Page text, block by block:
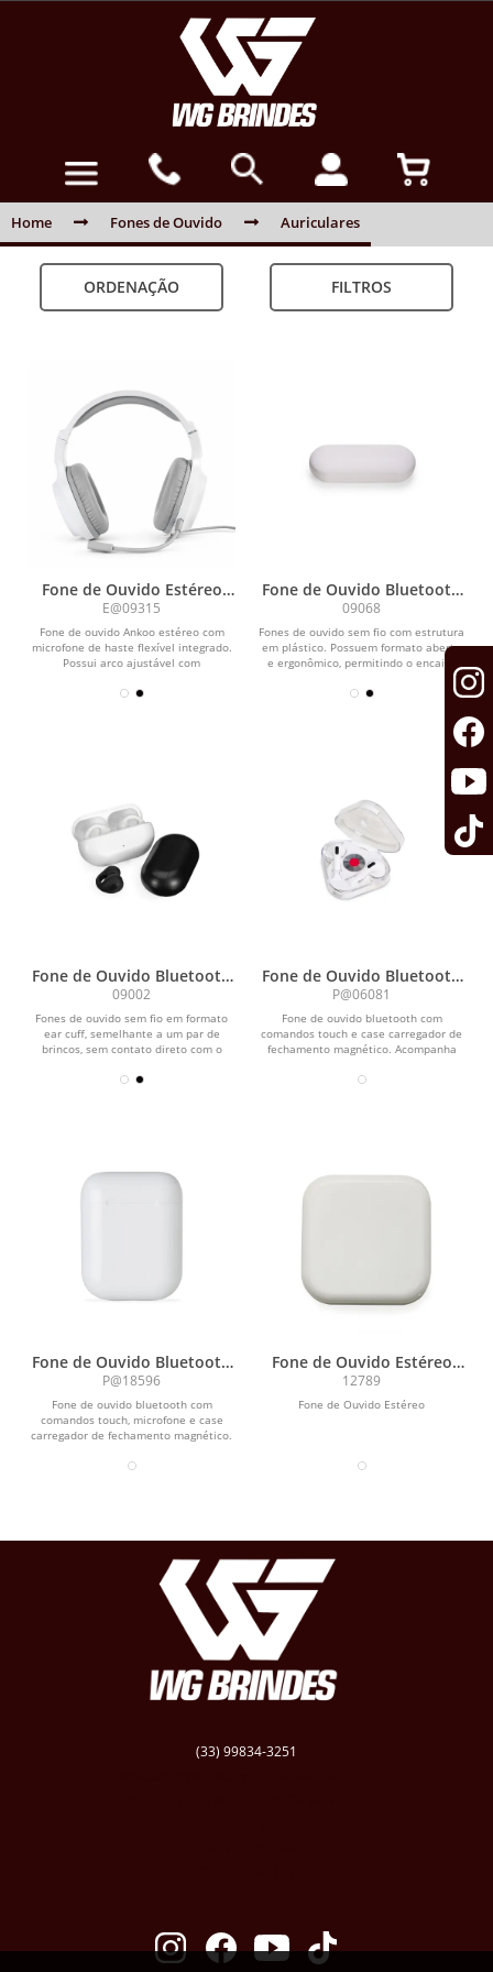
Home Fones de Ouvido Auriculares
ORDENAÇÃO FILTROS
Fone de Ouvido Estéreo
com Microfone
E@09315
Fone de ouvido Ankoo estéreo com
microfone de haste flexível integrado.
Possui arco ajustável com
Fone de Ouvido Bluetooth
com Case Carregador
09068
Fones de ouvido sem fio com estrutura
em plástico. Possuem formato aberto
e ergonômico, permitindo o encaixe
Fone de Ouvido Bluetooth
com Case Carregador
09002
Fones de ouvido sem fio em formato
ear cuff, semelhante a um par de
brincos, sem contato direto com o
Fone de Ouvido Bluetooth
Touch com Case
Carregador
P@06081
Fone de ouvido bluetooth com
comandos touch e case carregador de
fechamento magnético. Acompanha
Fone de Ouvido Bluetooth
Touch com Case
Carregador Brilhante
P@18596
Fone de ouvido bluetooth com
comandos touch, microfone e case
carregador de fechamento magnético.
Fone de Ouvido Estéreo
com Microfone
12789
Fone de Ouvido Estéreo
(33) 99834-3251